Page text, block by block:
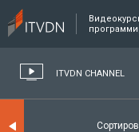
ITVDN CHANNEL